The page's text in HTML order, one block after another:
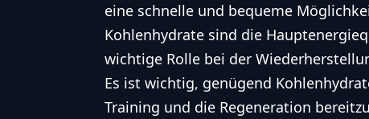
eine schnelle und bequeme
Kohlenhydrate sind die
wichtige Rolle bei der
Es ist wichtig, genügend
Training und die Regeneration